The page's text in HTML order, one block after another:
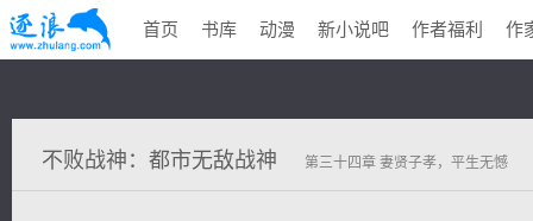
首页 书库 动漫 新小说吧 作者福利 作
不败战神：都市无敌战神 第三十四章 妻贤子孝，平生无憾